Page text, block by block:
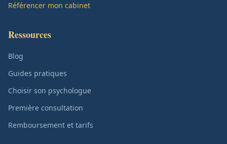
Référencer mon cabinet
Ressources
Blog
Guides pratiques
Choisir son psychologue
Première consultation
Remboursement et tarifs